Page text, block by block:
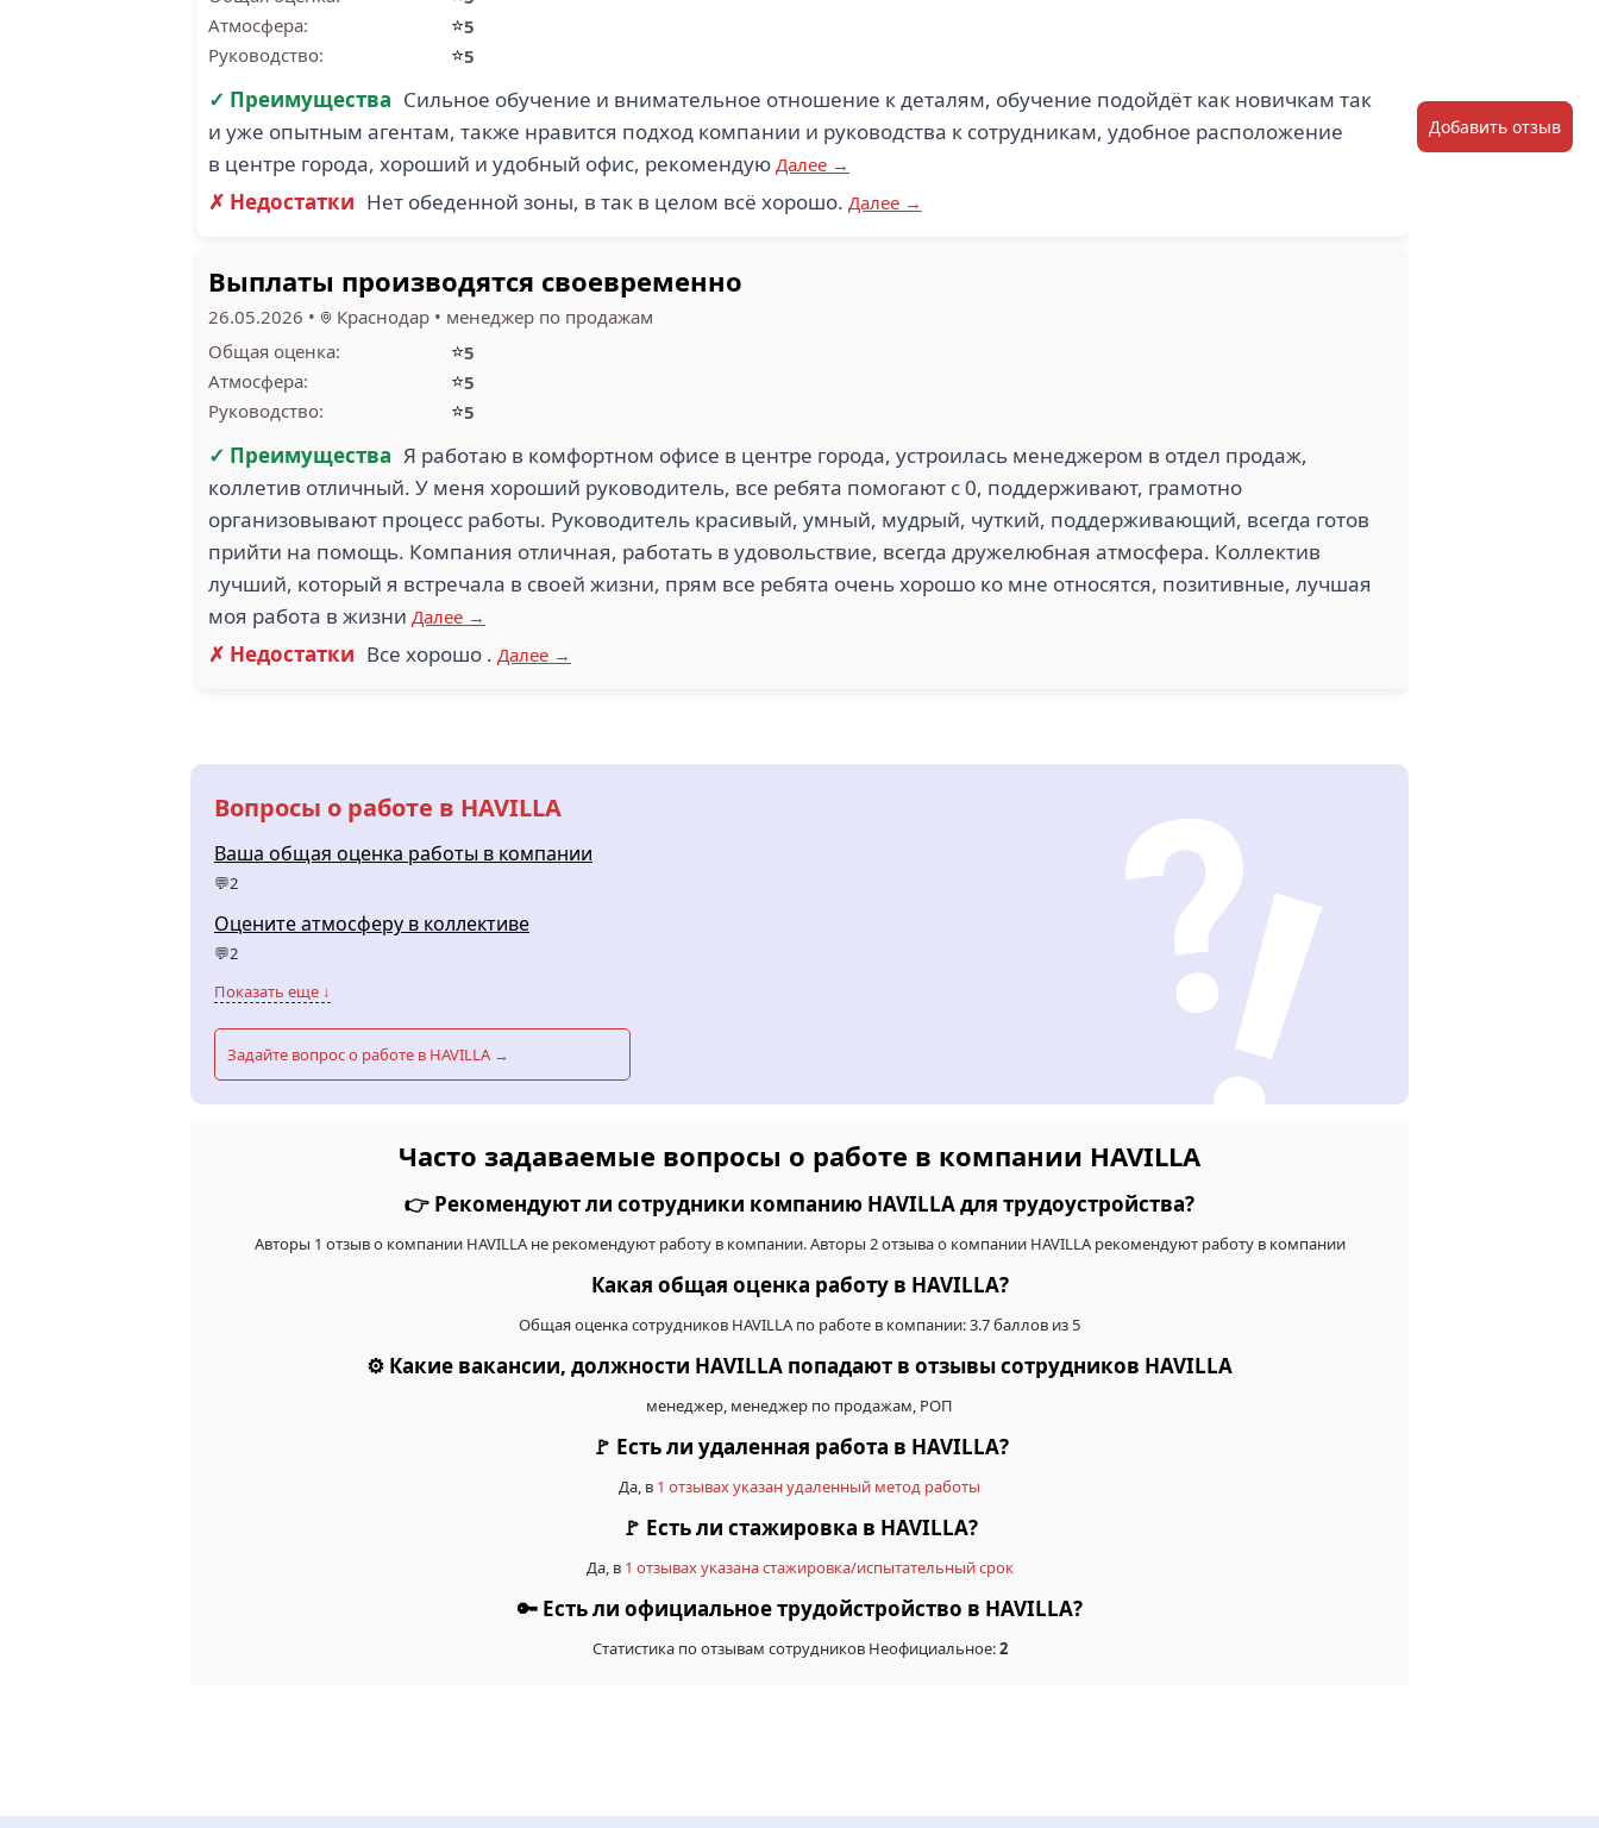
Атмосфера:
⭐5
Руководство:
⭐5
✓ Преимущества Сильное обучение и внимательное отношение к деталям, обучение подойдёт как новичкам так
и уже опытным агентам, также нравится подход компании и руководства к сотрудникам, удобное расположение
в центре города, хороший и удобный офис, рекомендую Далее →
✗ Недостатки Нет обеденной зоны, в так в целом всё хорошо. Далее →
Выплаты производятся своевременно
26.05.2026 • Краснодар • менеджер по продажам
Общая оценка:
⭐5
Атмосфера:
⭐5
Руководство:
⭐5
✓ Преимущества Я работаю в комфортном офисе в центре города, устроилась менеджером в отдел продаж,
коллетив отличный. У меня хороший руководитель, все ребята помогают с 0, поддерживают, грамотно
организовывают процесс работы. Руководитель красивый, умный, мудрый, чуткий, поддерживающий, всегда готов
прийти на помощь. Компания отличная, работать в удовольствие, всегда дружелюбная атмосфера. Коллектив
лучший, который я встречала в своей жизни, прям все ребята очень хорошо ко мне относятся, позитивные, лучшая
моя работа в жизни Далее →
✗ Недостатки Все хорошо . Далее →
Вопросы о работе в HAVILLA
Ваша общая оценка работы в компании
💬2
Оцените атмосферу в коллективе
💬2
Показать еще ↓
Задайте вопрос о работе в HAVILLA →
Часто задаваемые вопросы о работе в компании HAVILLA
👉 Рекомендуют ли сотрудники компанию HAVILLA для трудоустройства?
Авторы 1 отзыв о компании HAVILLA не рекомендуют работу в компании. Авторы 2 отзыва о компании HAVILLA рекомендуют работу в компании
Какая общая оценка работу в HAVILLA?
Общая оценка сотрудников HAVILLA по работе в компании: 3.7 баллов из 5
⚙️ Какие вакансии, должности HAVILLA попадают в отзывы сотрудников HAVILLA
менеджер, менеджер по продажам, РОП
🚩 Есть ли удаленная работа в HAVILLA?
Да, в 1 отзывах указан удаленный метод работы
🚩 Есть ли стажировка в HAVILLA?
Да, в 1 отзывах указана стажировка/испытательный срок
🔑 Есть ли официальное трудойстройство в HAVILLA?
Статистика по отзывам сотрудников Неофициальное:2
Добавить отзыв